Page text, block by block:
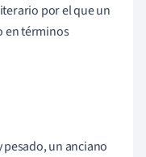
por el que un
en términos
un anciano